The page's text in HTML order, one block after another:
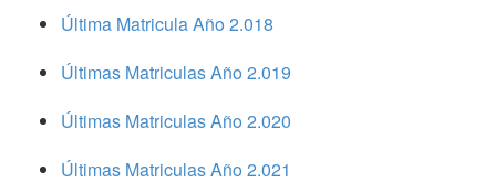
Última Matricula Año 2.018
Últimas Matriculas Año 2.019
Últimas Matriculas Año 2.020
Últimas Matriculas Año 2.021